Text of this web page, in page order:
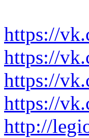
https://
https://
https://
https://
http://